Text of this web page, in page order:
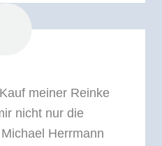
meiner Reinke
nicht nur die
Herrmann